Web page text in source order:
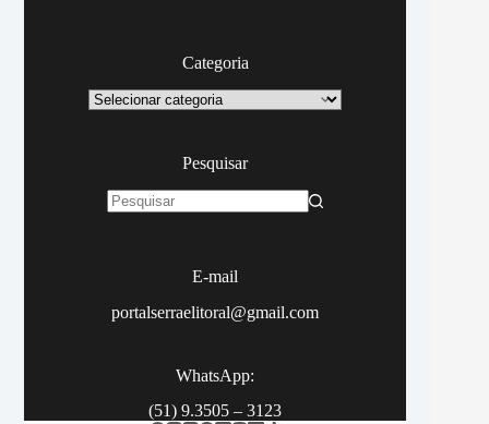
Categoria
Categoria
Pesquisar
E-mail
portalserraelitoral@gmail.com
WhatsApp:
(51) 9.3505 – 3123